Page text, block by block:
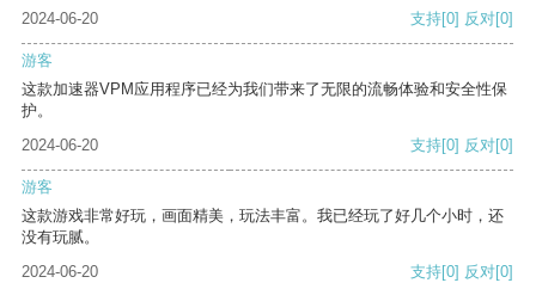
2024-06-20
支持[0] 反对[0]
游客
这款加速器VPM应用程序已经为我们带来了无限的流畅体验和安全性保
护。
2024-06-20
支持[0] 反对[0]
游客
这款游戏非常好玩，画面精美，玩法丰富。我已经玩了好几个小时，还
没有玩腻。
2024-06-20
支持[0] 反对[0]